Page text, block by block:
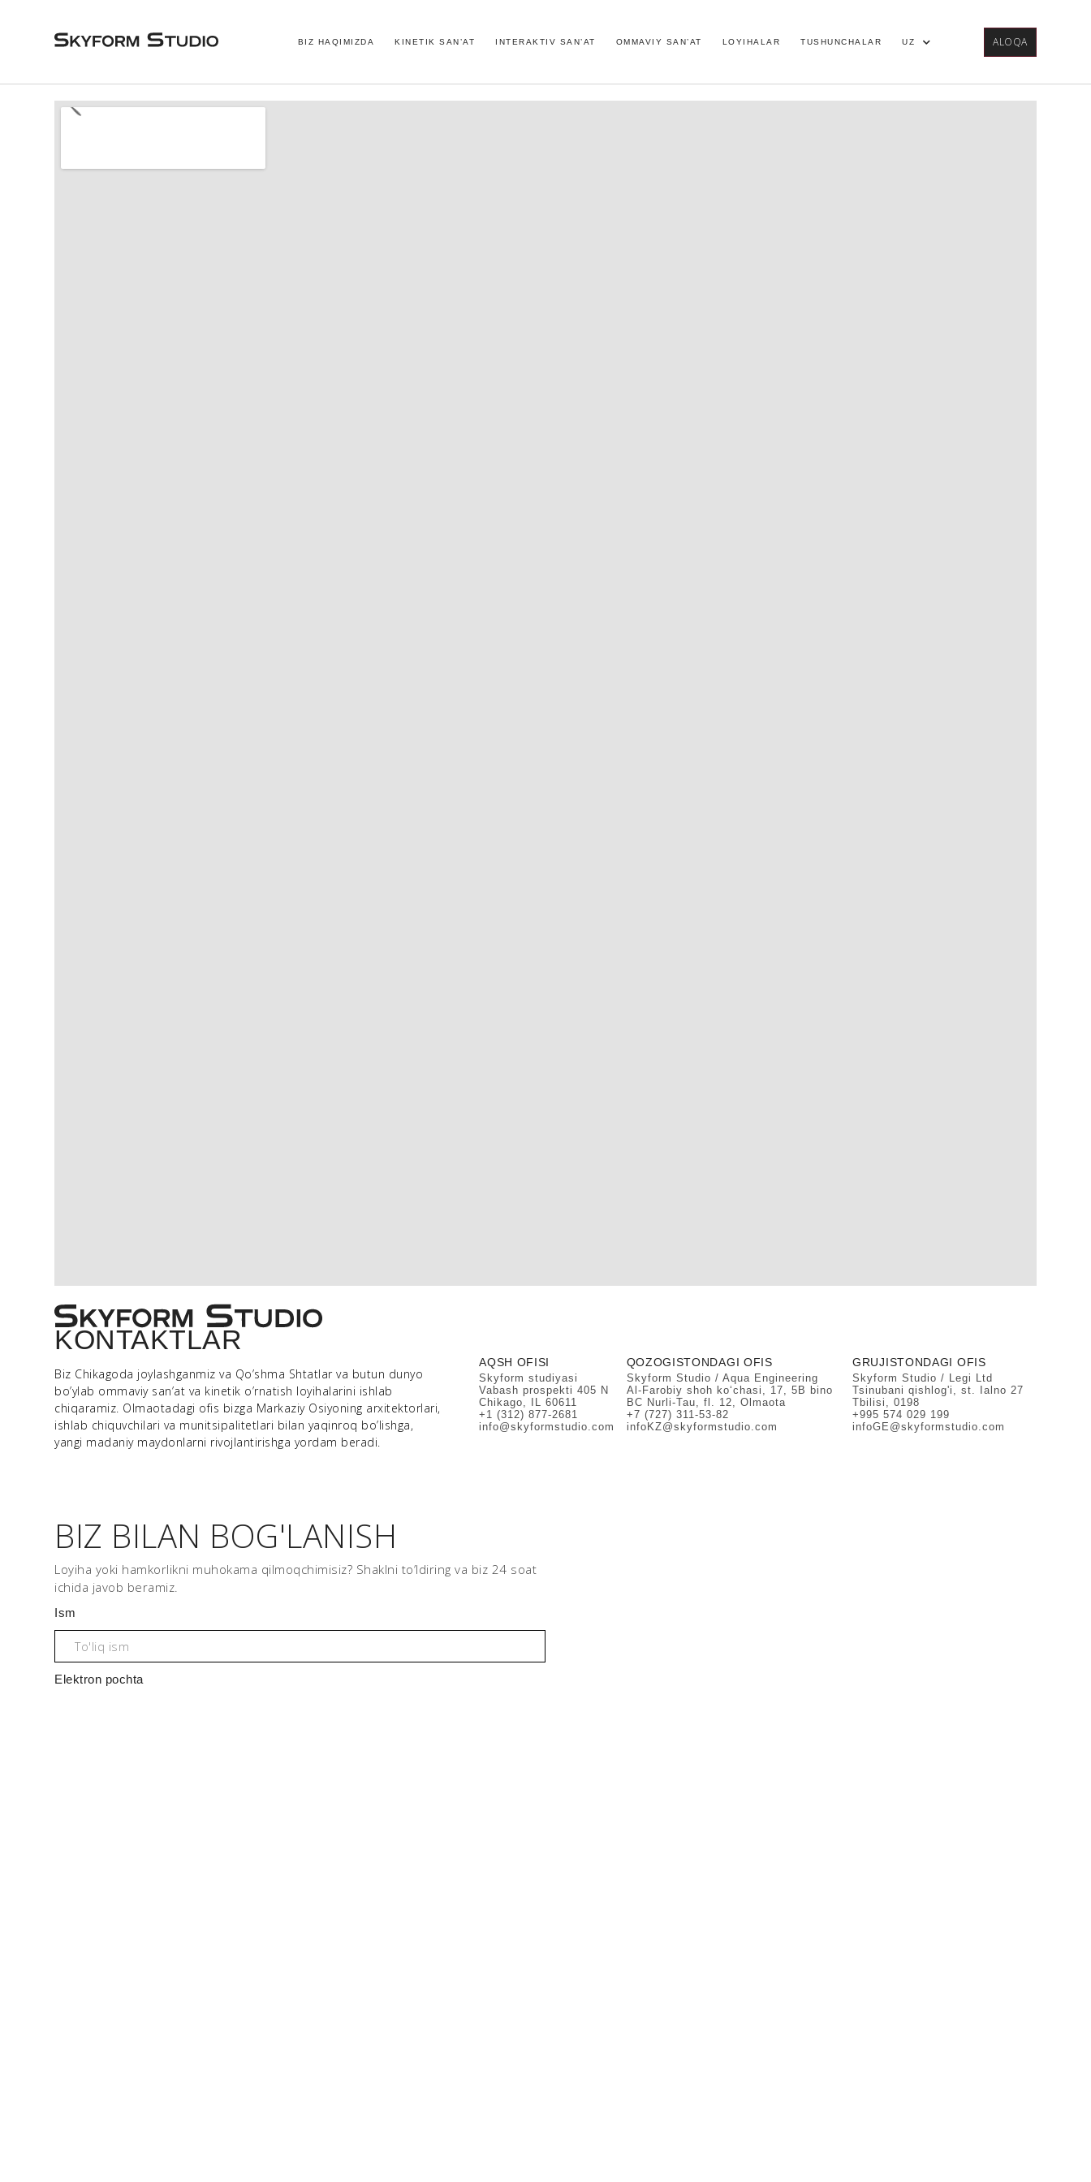
BIZ HAQIMIZDA KINETIK SAN’AT INTERAKTIV SAN’AT OMMAVIY SAN’AT LOYIHALAR TUSHUNCHALAR UZ ALOQA
KONTAKTLAR
Biz Chikagoda joylashganmiz va Qo’shma Shtatlar va butun dunyo
bo’ylab ommaviy san’at va kinetik o’rnatish loyihalarini ishlab
chiqaramiz. Olmaotadagi ofis bizga Markaziy Osiyoning arxitektorlari,
ishlab chiquvchilari va munitsipalitetlari bilan yaqinroq bo’lishga,
yangi madaniy maydonlarni rivojlantirishga yordam beradi.
AQSH OFISI
Skyform studiyasi
Vabash prospekti 405 N
Chikago, IL 60611
+1 (312) 877-2681
info@skyformstudio.com
QOZOGISTONDAGI OFIS
Skyform Studio / Aqua Engineering
Al-Farobiy shoh ko‘chasi, 17, 5B bino
BC Nurli-Tau, fl. 12, Olmaota
+7 (727) 311-53-82
infoKZ@skyformstudio.com
GRUJISTONDAGI OFIS
Skyform Studio / Legi Ltd
Tsinubani qishlog'i, st. Ialno 27
Tbilisi, 0198
+995 574 029 199
infoGE@skyformstudio.com
BIZ BILAN BOG'LANISH
Loyiha yoki hamkorlikni muhokama qilmoqchimisiz? Shaklni to’ldiring va biz 24 soat
ichida javob beramiz.
Ism
Elektron pochta